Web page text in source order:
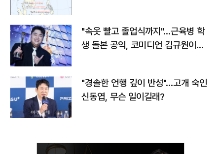
"속옷 빨고 졸업식까지"…근육병 학
생 돌본 공익, 코미디언 김규원이었
"경솔한 언행 깊이 반성"…고개 숙인
신동엽, 무슨 일이길래?